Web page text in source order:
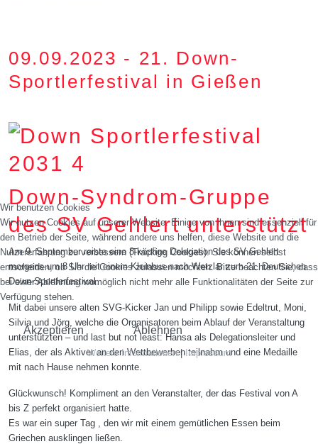
09.09.2023 - 21. Down-
Sportlerfestival in Gießen
Down-Syndrom-Gruppe
des SV Gehlert unterstützt
Am 9. September reiste eine 8-köpfige Delegation des SV Gehlert
morgens um 8 Uhr mit einem Kleinbus nach Wetzlar zum 21. Deutschen
Down-Sportlerfestival.
Mit dabei unsere alten SVG-Kicker Jan und Philipp sowie Edeltrut, Moni,
Silvia und Jörg, welche die Organisatoren beim Ablauf der Veranstaltung
unterstützten – und last but not least: Hansa als Delegationsleiter und
Elias, der als Aktiver an den Wettbewerben teilnahm und eine Medaille
mit nach Hause nehmen konnte.
Glückwunsch! Kompliment an den Veranstalter, der das Festival von A
bis Z perfekt organisiert hatte.
Es war ein super Tag , den wir mit einem gemütlichen Essen beim
Griechen ausklingen ließen.
Wir benutzen Cookies
Wir nutzen Cookies auf unserer Website. Einige von ihnen sind essenziell für
den Betrieb der Seite, während andere uns helfen, diese Website und die
Nutzererfahrung zu verbessern (Tracking Cookies). Sie können selbst
entscheiden, ob Sie die Cookies zulassen möchten. Bitte beachten Sie, dass
bei einer Ablehnung womöglich nicht mehr alle Funktionalitäten der Seite zur
Verfügung stehen.
Akzeptieren Ablehnen
Weitere Informationen|Impressum